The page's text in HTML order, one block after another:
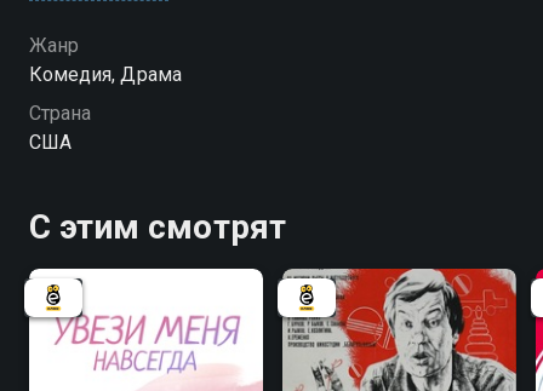
Жанр
Комедия, Драма
Страна
США
С этим смотрят